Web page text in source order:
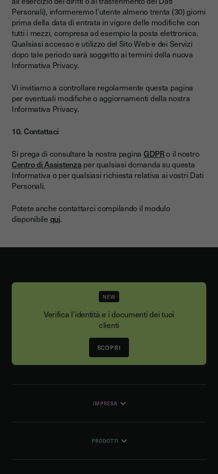
Personali), informeremo l'utente almeno trenta (30) giorni
prima della data di entrata in vigore delle modifiche con
tutti i mezzi, compresa ad esempio la posta elettronica.
Qualsiasi accesso e utilizzo del Sito Web e dei Servizi
dopo tale periodo sarà soggetto ai termini della nuova
Informativa Privacy.
Vi invitiamo a controllare regolarmente questa pagina
per eventuali modifiche o aggiornamenti della nostra
Informativa Privacy.
10. Contattaci
Si prega di consultare la nostra pagina GDPRo il nostro
Centro di Assistenza per qualsiasi domanda su questa
Informativa o per qualsiasi richiesta relativa ai vostri Dati
Personali.
Potete anche contattarci compilando il modulo
disponibile qui.
NEW
Verifica l'identità e i documenti dei tuoi
clienti
SCOPRI
IMPRESA
PRODOTTI